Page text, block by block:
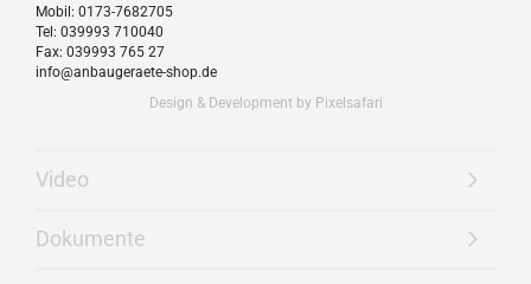
Mobil: 0173-7682705
Tel: 039993 710040
Fax: 039993 765 27
info@anbaugeraete-shop.de
Design & Development by Pixelsafari
Video
Dokumente